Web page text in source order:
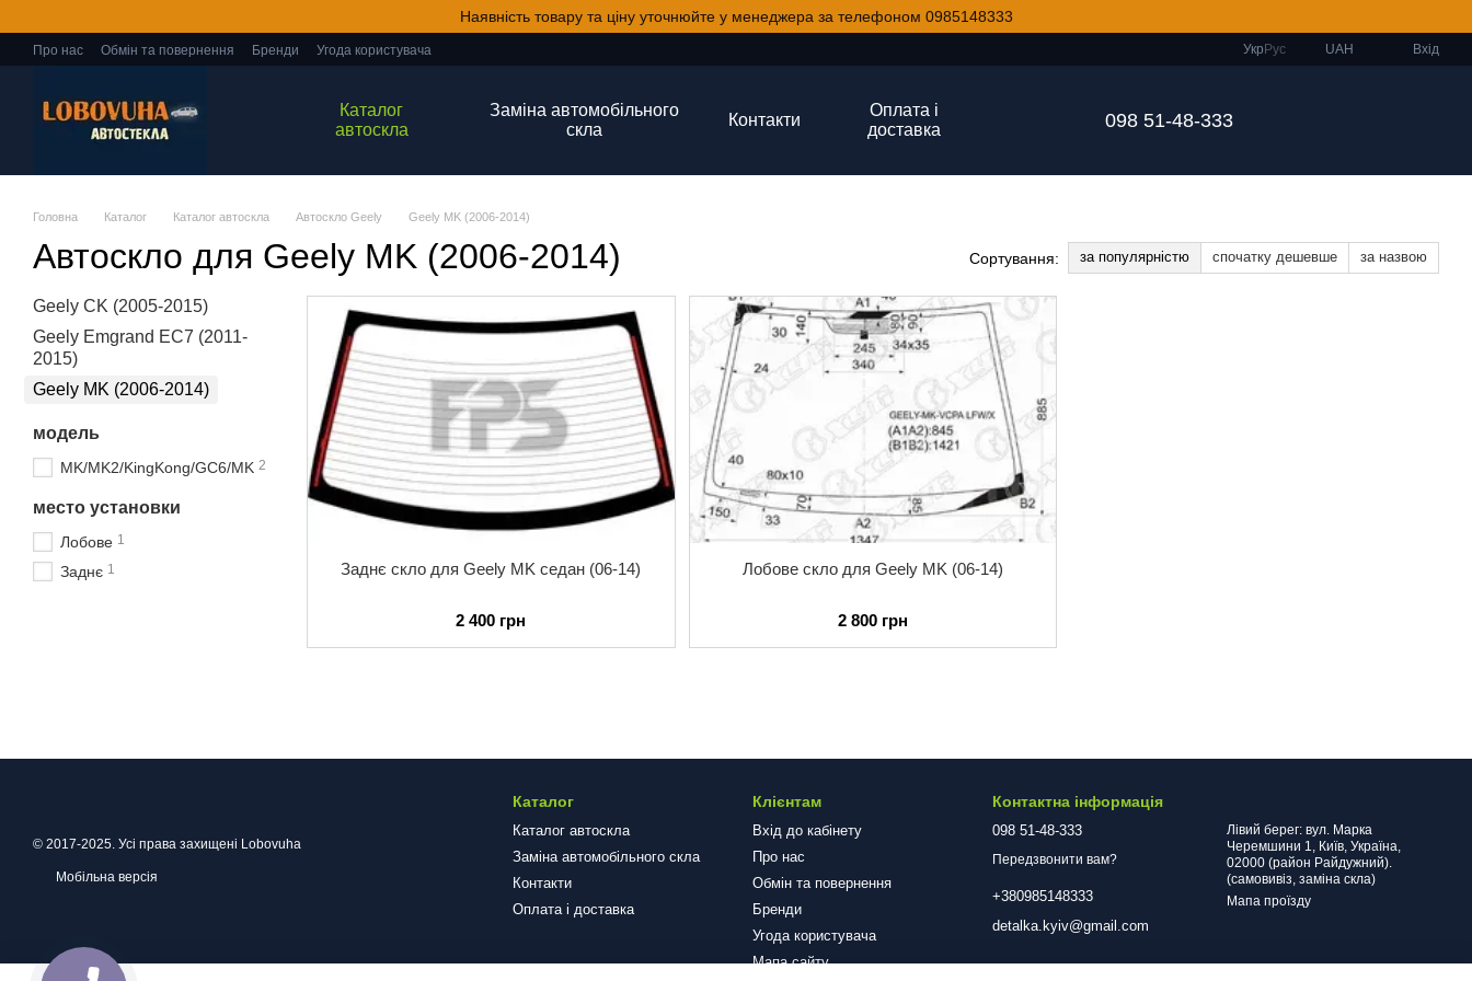
Наявність товару та ціну уточнюйте у менеджера за телефоном 0985148333
Про нас Обмін та повернення Бренди Угода користувача Укр Рус UAH Вхід
Каталог
автоскла
Заміна автомобільного
скла
Контакти
Оплата і
доставка
098 51-48-333
Головна Каталог Каталог автоскла Автоскло Geely Geely MK (2006-2014)
Автоскло для Geely MK (2006-2014) Сортування: за популярністю спочатку дешевше за назвою
Заднє скло для Geely MK седан (06-14)
2 400 грн
Лобове скло для Geely MK (06-14)
2 800 грн
Geely CK (2005-2015)
Geely Emgrand EC7 (2011-
2015)
Geely MK (2006-2014)
модель
MK/MK2/KingKong/GC6/MK 2
место установки
Лобове 1
Заднє 1
© 2017-2025. Усі права захищені Lobovuha
Мобільна версія
Каталог
Каталог автоскла
Заміна автомобільного скла
Контакти
Оплата і доставка
Клієнтам
Вхід до кабінету
Про нас
Обмін та повернення
Бренди
Угода користувача
Мапа сайту
Контактна інформація
098 51-48-333
Передзвонити вам?
+380985148333
detalka.kyiv@gmail.com
Лівий берег: вул. Марка
Черемшини 1, Київ, Україна,
02000 (район Райдужний).
(самовивіз, заміна скла)
Мапа проїзду